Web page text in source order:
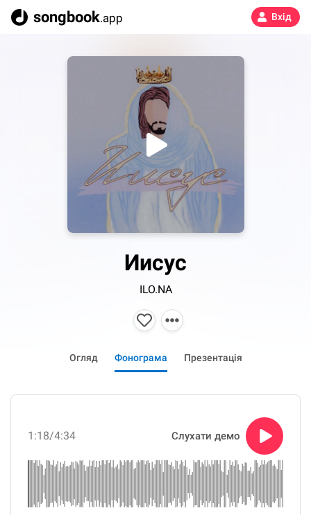
songbook.app Вхід
Иисус
ILO.NA
Огляд Фонограма Презентація
1:18/4:34 Слухати демо